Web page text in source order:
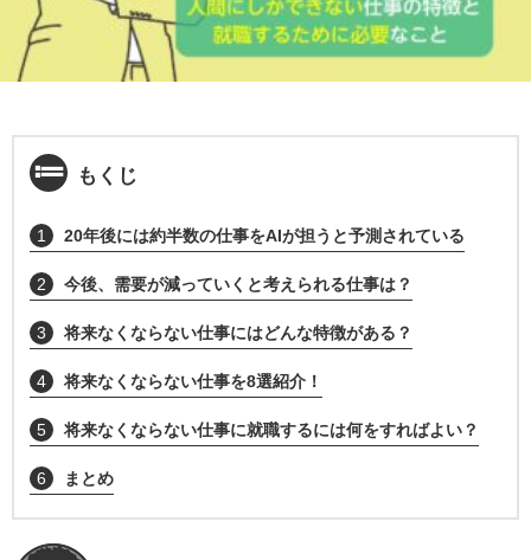
もくじ
1 20年後には約半数の仕事をAIが担うと予測されている
2 今後、需要が減っていくと考えられる仕事は？
3 将来なくならない仕事にはどんな特徴がある？
4 将来なくならない仕事を8選紹介！
5 将来なくならない仕事に就職するには何をすればよい？
6 まとめ